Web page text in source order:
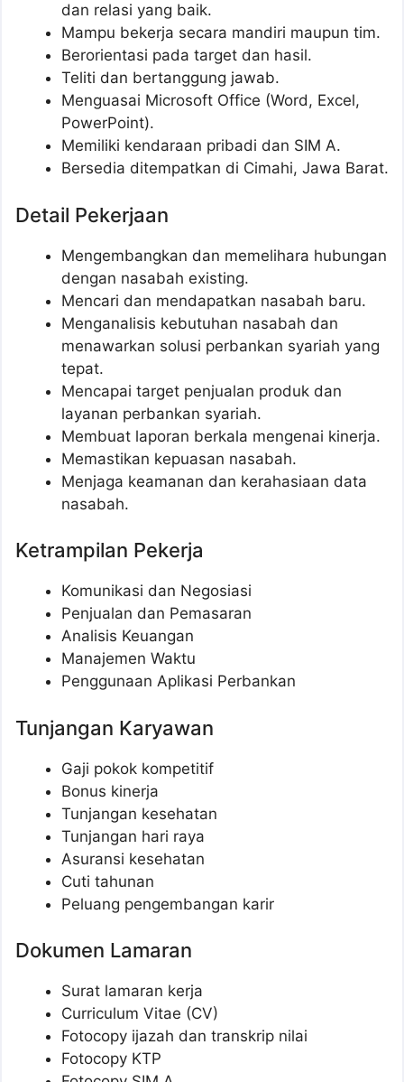
dan relasi yang baik.
Mampu bekerja secara mandiri maupun tim.
Berorientasi pada target dan hasil.
Teliti dan bertanggung jawab.
Menguasai Microsoft Office (Word, Excel,
PowerPoint).
Memiliki kendaraan pribadi dan SIM A.
Bersedia ditempatkan di Cimahi, Jawa Barat.
Detail Pekerjaan
Mengembangkan dan memelihara hubungan
dengan nasabah existing.
Mencari dan mendapatkan nasabah baru.
Menganalisis kebutuhan nasabah dan
menawarkan solusi perbankan syariah yang
tepat.
Mencapai target penjualan produk dan
layanan perbankan syariah.
Membuat laporan berkala mengenai kinerja.
Memastikan kepuasan nasabah.
Menjaga keamanan dan kerahasiaan data
nasabah.
Ketrampilan Pekerja
Komunikasi dan Negosiasi
Penjualan dan Pemasaran
Analisis Keuangan
Manajemen Waktu
Penggunaan Aplikasi Perbankan
Tunjangan Karyawan
Gaji pokok kompetitif
Bonus kinerja
Tunjangan kesehatan
Tunjangan hari raya
Asuransi kesehatan
Cuti tahunan
Peluang pengembangan karir
Dokumen Lamaran
Surat lamaran kerja
Curriculum Vitae (CV)
Fotocopy ijazah dan transkrip nilai
Fotocopy KTP